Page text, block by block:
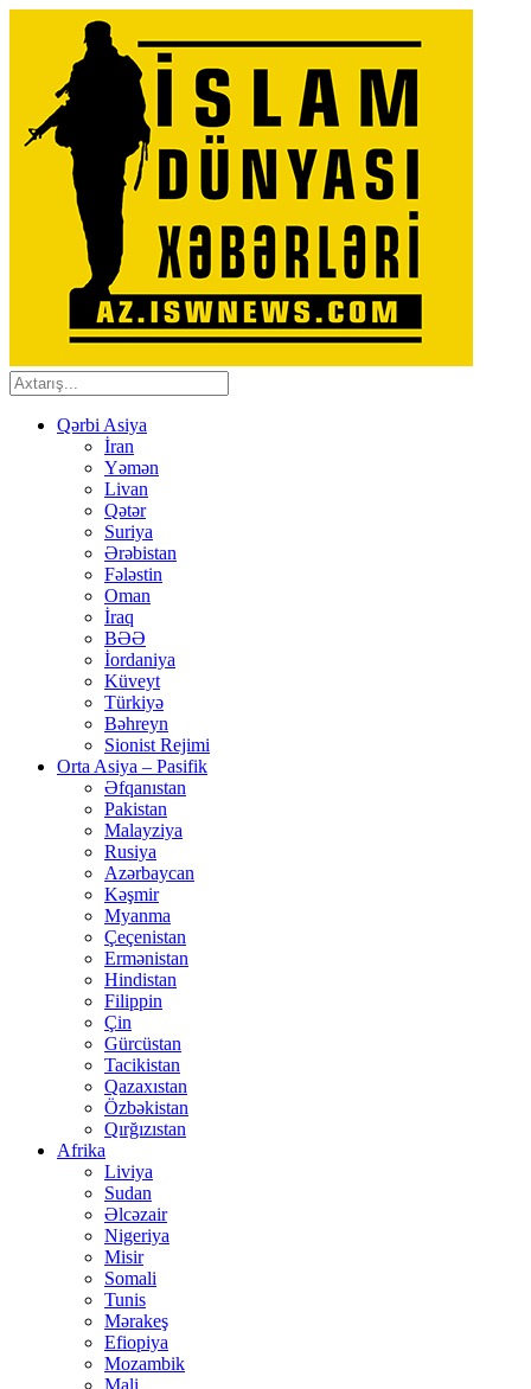
Qərbi Asiya
İran
Yəmən
Livan
Qətər
Suriya
Ərəbistan
Fələstin
Oman
İraq
BƏƏ
İordaniya
Küveyt
Türkiyə
Bəhreyn
Sionist Rejimi
Orta Asiya – Pasifik
Əfqanıstan
Pakistan
Malayziya
Rusiya
Azərbaycan
Kəşmir
Myanma
Çeçenistan
Ermənistan
Hindistan
Filippin
Çin
Gürcüstan
Tacikistan
Qazaxıstan
Özbəkistan
Qırğızıstan
Afrika
Liviya
Sudan
Əlcəzair
Nigeriya
Misir
Somali
Tunis
Mərakeş
Efiopiya
Mozambik
Mali